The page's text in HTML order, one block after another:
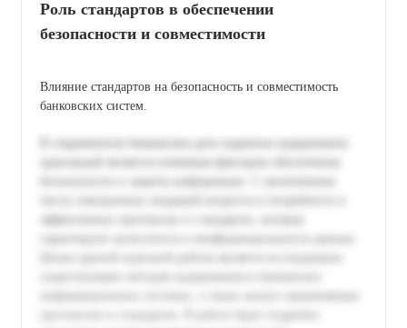
Роль стандартов в обеспечении
безопасности и совместимости
Влияние стандартов на безопасность и совместимость
банковских систем.